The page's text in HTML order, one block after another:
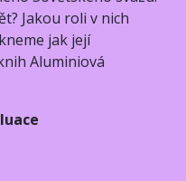
Jakou roli v nich
jak její
Aluminiová